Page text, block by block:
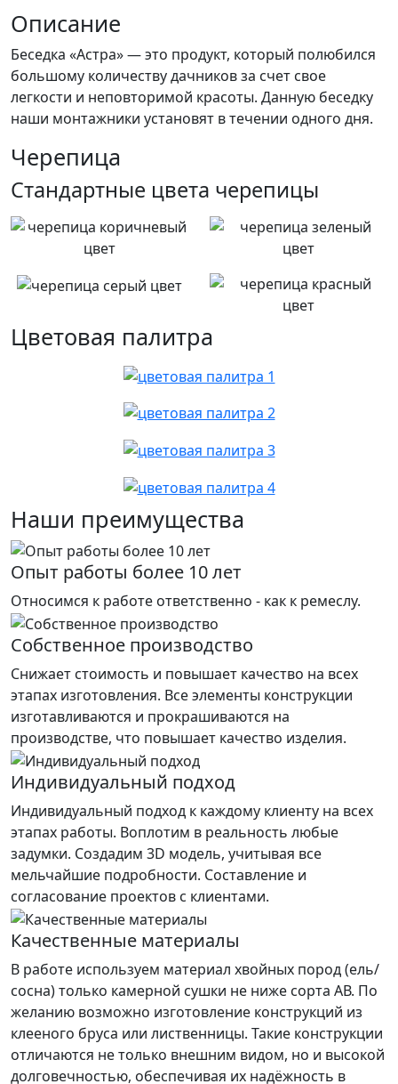
Описание
Беседка «Астра» — это продукт, который полюбился
большому количеству дачников за счет свое
легкости и неповторимой красоты. Данную беседку
наши монтажники установят в течении одного дня.
Черепица
Стандартные цвета черепицы
Цветовая палитра
Наши преимущества
Опыт работы более 10 лет
Относимся к работе ответственно - как к ремеслу.
Собственное производство
Снижает стоимость и повышает качество на всех
этапах изготовления. Все элементы конструкции
изготавливаются и прокрашиваются на
производстве, что повышает качество изделия.
Индивидуальный подход
Индивидуальный подход к каждому клиенту на всех
этапах работы. Воплотим в реальность любые
задумки. Создадим 3D модель, учитывая все
мельчайшие подробности. Составление и
согласование проектов с клиентами.
Качественные материалы
В работе используем материал хвойных пород (ель/
сосна) только камерной сушки не ниже сорта АВ. По
желанию возможно изготовление конструкций из
клееного бруса или лиственницы. Такие конструкции
отличаются не только внешним видом, но и высокой
долговечностью, обеспечивая их надёжность в